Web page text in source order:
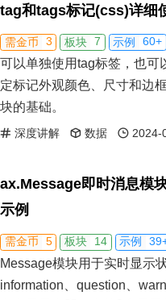
tag和tags标记(css)详细
需金币 3 板块 7 示例 60+
可以单独使用tag标签，也可
定标记外观颜色、尺寸和边
块的基础。
深度讲解 数据 2024-
ax.Message即时消息模
示例
需金币 5 板块 14 示例
Message模块用于实时显示
information、question、